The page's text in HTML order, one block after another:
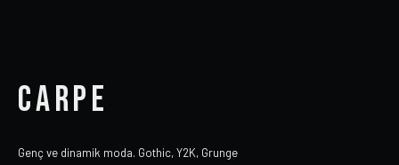
CARPE
Genç ve dinamik moda. Gothic, Y2K, Grunge